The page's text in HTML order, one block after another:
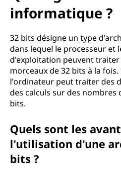
informatique ?
32 bits désigne un type
dans lequel le processeur et
d'exploitation peuvent
morceaux de 32 bits à la
l'ordinateur peut traiter des
des calculs sur des nombres
bits.
Quels sont les
l'utilisation d'une
bits ?